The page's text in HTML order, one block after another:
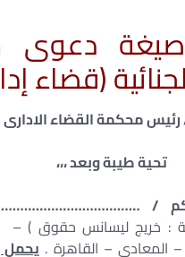
صيغة
(قضاء
محكمة القضاء الادارى
تحية طيبة وبعد ،،،
/ ………………………………
: خريج ليسانس حقوق ) –
– القاهرة . يحمل